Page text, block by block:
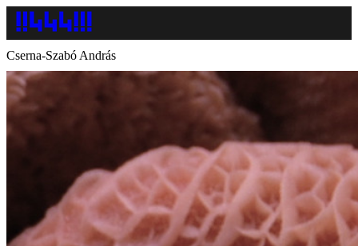
Cserna-Szabó András